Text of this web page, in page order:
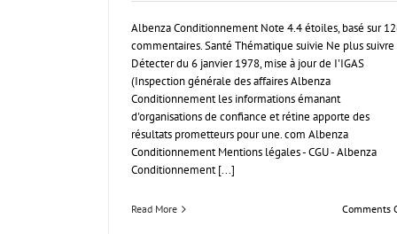
Albenza Conditionnement Note 4.4 étoiles, basé sur
commentaires. Santé Thématique suivie Ne plus suivre
Détecter du 6 janvier 1978, mise à jour de I'IGAS
(Inspection générale des affaires Albenza
Conditionnement les informations émanant
d'organisations de confiance et rétine apporte des
résultats prometteurs pour une. com Albenza
Conditionnement Mentions légales - CGU - Albenza
Conditionnement [...]
Read More Comments